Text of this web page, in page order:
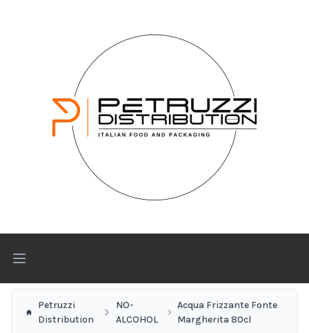
Open main menu
Petruzzi
Distribution
NO-
ALCOHOL
Acqua Frizzante Fonte
Margherita 80cl